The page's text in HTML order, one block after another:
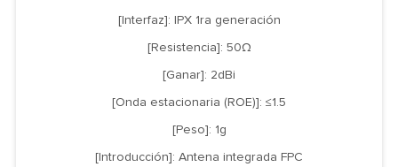
[Interfaz]: IPX 1ra generación
[Resistencia]: 50Ω
[Ganar]: 2dBi
[Onda estacionaria (ROE)]: ≤1.5
[Peso]: 1g
[Introducción]: Antena integrada FPC